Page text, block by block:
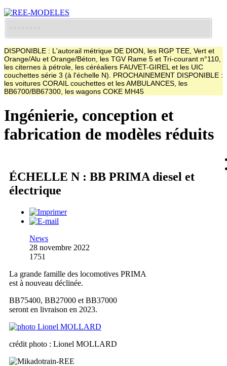
DISPONIBLE : L'autorail métrique DE DION, les RGP TEE, Vert et
Orange/Alu et Orange/Béton, les TGV Rame 5 et Tri-courant n°110,
les citernes à pétrole, les céréaliers FAUVET-GIREL et les UIC
couchettes série 3 (à l'échelle N). PROCHAINEMENT DISPONIBLE :
les voitures CORAIL couchettes et les AMBULANCES, les
BB6700/BB67300, les wagons COKE MH45
Ingénierie, conception et
fabrication de modèles réduits
ÉCHELLE N : BB PRIMA diesel et
électrique
News
28 novembre 2022
1751
La grande famille des locomotives PRIMA
est à nouveau déclinée.
BB75400, BB27000 et BB37000
seront en livraison en 2023.
crédit photo : Lionel MOLLARD